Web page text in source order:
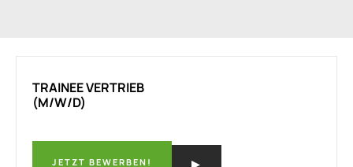
TRAINEE VERTRIEB
(M/W/D)
JETZT BEWERBEN!